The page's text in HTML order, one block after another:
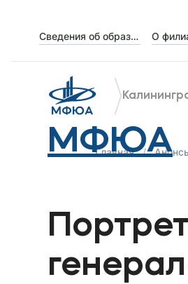
Сведения об образовательной организации О
МФЮА
Лицензии и документы
Сведения об
Абитуриенту
Абитуриентам
Студентам
Главная